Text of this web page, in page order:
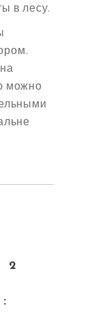
в лесу.
можно
2